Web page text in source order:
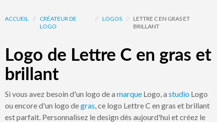
ACCUEIL // CRÉATEUR DE
LOGO
// LOGOS //
LETTRE C EN GRAS ET
BRILLANT
Logo de Lettre C en gras et
brillant
Si vous avez besoin d'un logo de a marque Logo, a studio Logo
ou encore d'un logo degras, ce logo Lettre C en gras et brillant
est parfait. Personnalisez le design dès aujourd'hui et créez le